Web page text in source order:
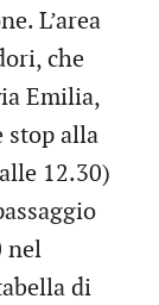
L’area
che
Emilia,
stop alla
12.30)
nel
di